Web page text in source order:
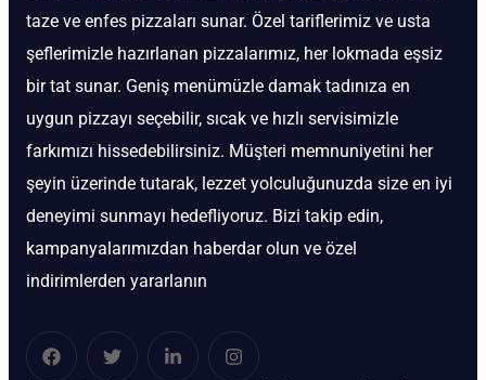
taze ve enfes pizzaları sunar. Özel tariflerimiz ve usta
şeflerimizle hazırlanan pizzalarımız, her lokmada eşsiz
bir tat sunar. Geniş menümüzle damak tadınıza en
uygun pizzayı seçebilir, sıcak ve hızlı servisimizle
farkımızı hissedebilirsiniz. Müşteri memnuniyetini her
şeyin üzerinde tutarak, lezzet yolculuğunuzda size en iyi
deneyimi sunmayı hedefliyoruz. Bizi takip edin,
kampanyalarımızdan haberdar olun ve özel
indirimlerden yararlanın